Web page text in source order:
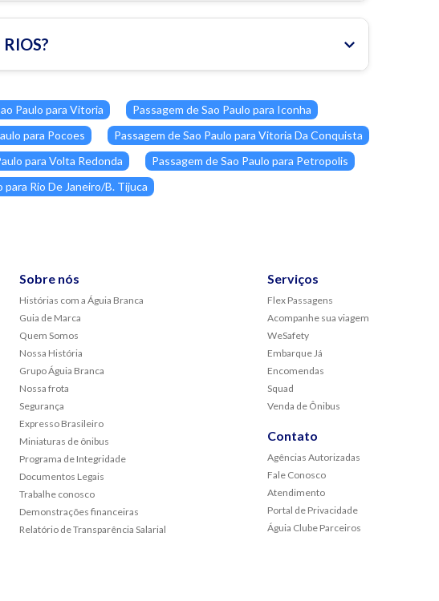
Paulo para Vitoria
Passagem de Sao Paulo para Iconha
para Pocoes
Passagem de Sao Paulo para Vitoria Da Conquista
para Volta Redonda
Passagem de Sao Paulo para Petropolis
para Rio De Janeiro/B. Tijuca
Sobre nós
Histórias com a Águia Branca
Guia de Marca
Quem Somos
Nossa História
Grupo Águia Branca
Nossa frota
Segurança
Expresso Brasileiro
Miniaturas de ônibus
Programa de Integridade
Documentos Legais
Trabalhe conosco
Demonstrações financeiras
Relatório de Transparência Salarial
Serviços
Flex Passagens
Acompanhe sua viagem
WeSafety
Embarque Já
Encomendas
Squad
Venda de Ônibus
Contato
Agências Autorizadas
Fale Conosco
Atendimento
Portal de Privacidade
Águia Clube Parceiros